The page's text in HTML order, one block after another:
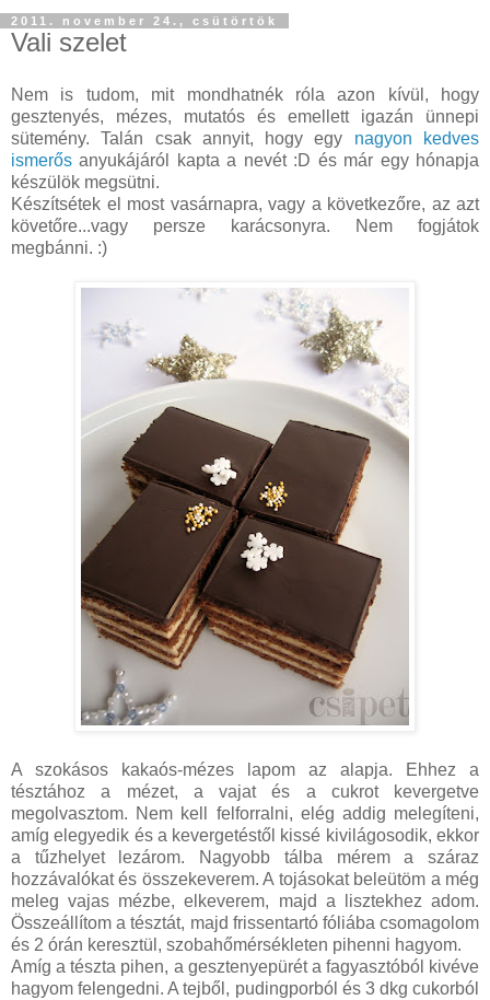
2011. november 24., csütörtök
Vali szelet
Nem is tudom, mit mondhatnék róla azon kívül, hogy
gesztenyés, mézes, mutatós és emellett igazán ünnepi
sütemény. Talán csak annyit, hogy egy nagyon kedves
ismerős anyukájáról kapta a nevét :D és már egy hónapja
készülök megsütni.
Készítsétek el most vasárnapra, vagy a következőre, az azt
követőre...vagy persze karácsonyra. Nem fogjátok
megbánni. :)
A szokásos kakaós-mézes lapom az alapja. Ehhez a
tésztához a mézet, a vajat és a cukrot kevergetve
megolvasztom. Nem kell felforralni, elég addig melegíteni,
amíg elegyedik és a kevergetéstől kissé kivilágosodik, ekkor
a tűzhelyet lezárom. Nagyobb tálba mérem a száraz
hozzávalókat és összekeverem. A tojásokat beleütöm a még
meleg vajas mézbe, elkeverem, majd a lisztekhez adom.
Összeállítom a tésztát, majd frissentartó fóliába csomagolom
és 2 órán keresztül, szobahőmérsékleten pihenni hagyom.
Amíg a tészta pihen, a gesztenyepürét a fagyasztóból kivéve
hagyom felengedni. A tejből, pudingporból és 3 dkg cukorból